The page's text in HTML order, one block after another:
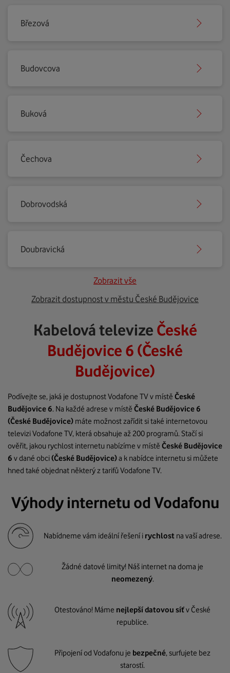
Březová
Budovcova
Buková
Čechova
Dobrovodská
Doubravická
Zobrazit vše
Zobrazit dostupnost v městu České Budějovice
Kabelová televize České
Budějovice 6 (České
Budějovice)
Podívejte se, jaká je dostupnost Vodafone TV v místě České
Budějovice 6. Na každé adrese v místě České Budějovice 6
(České Budějovice) máte možnost zařídit si také internetovou
televizi Vodafone TV, která obsahuje až 200 programů. Stačí si
ověřit, jakou rychlost internetu nabízíme v místě České Budějovice
6 v dané obci(České Budějovice)a k nabídce internetu si můžete
hned také objednat některý z tarifů Vodafone TV.
Výhody internetu od Vodafonu
Nabídneme vám ideální řešení i rychlost na vaší adrese.
Žádné datové limity! Náš internet na doma je
neomezený.
Otestováno! Máme nejlepší datovou síťv České
republice.
Připojení od Vodafonu je bezpečné, surfujete bez
starostí.